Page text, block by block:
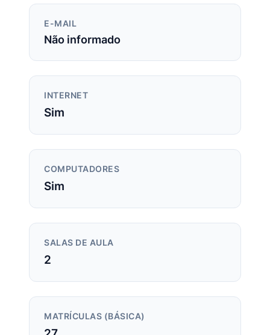
E-MAIL
Não informado
INTERNET
Sim
COMPUTADORES
Sim
SALAS DE AULA
2
MATRÍCULAS (BÁSICA)